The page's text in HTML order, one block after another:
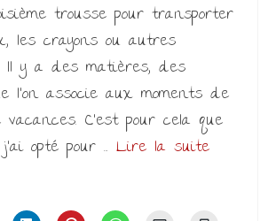
trousse pour transporter
les crayons ou autres
Il y a des matières, des
l’on associe aux moments de
C’est pour cela que
opté pour … Lire la suite­­